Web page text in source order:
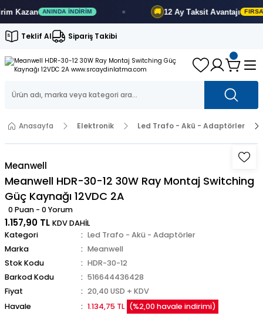
Kazan ANINDA İNDIRIM 12 AyTaksit Avantajı FIRSATI
Teklif Al Sipariş Takibi
Anasayfa Elektronik Led Trafo - Akü - Adaptörler
Meanwell
Meanwell HDR-30-12 30W Ray Montaj Switching
Güç Kaynağı 12VDC 2A
0 Puan - 0 Yorum
1.157,90 TL KDV DAHİL
Kategori
Led Trafo - Akü - Adaptörler
Marka
Meanwell
Stok Kodu
HDR-30-12
Barkod Kodu
516644436428
Fiyat
20,40 USD + KDV
Havale
1.134,75 TL (%2,00 havale indirimi)